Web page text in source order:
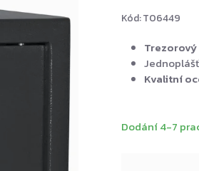
Kód:T06449
Dodání 4-7
Kvalitní